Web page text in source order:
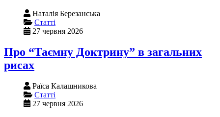
Наталія Березанська
Статті
27 червня 2026
Про “Таємну Доктрину” в загальних
рисах
Раїса Калашникова
Статті
27 червня 2026